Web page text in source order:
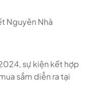
Nguyên Nhà
sự kiện kết hợp
sắm diễn ra tại